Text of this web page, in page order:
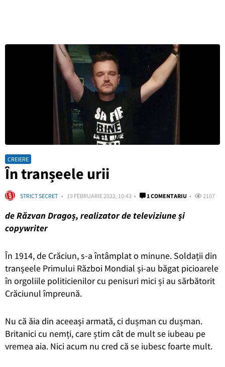
CREIERE
În tranșeele urii
STRICT SECRET 19 FEBRUARIE 2022, 10:43 1 COMENTARIU 2107
de Răzvan Dragoș, realizator de televiziune și
copywriter
În 1914, de Crăciun, s-a întâmplat o minune. Soldații din
tranșeele Primului Război Mondial și-au băgat picioarele
în orgoliile politicienilor cu penisuri mici și au sărbătorit
Crăciunul împreună.
Nu că ăia din aceeași armată, ci dușman cu dușman.
Britanici cu nemți, care știm cât de mult se iubeau pe
vremea aia. Nici acum nu cred că se iubesc foarte mult.